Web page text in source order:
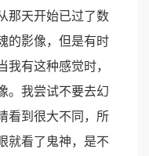
那天开始已过了数
的影像，但是有时
有这种感觉时，
。我尝试不要去幻
看到很大不同，所
就看了鬼神，是不